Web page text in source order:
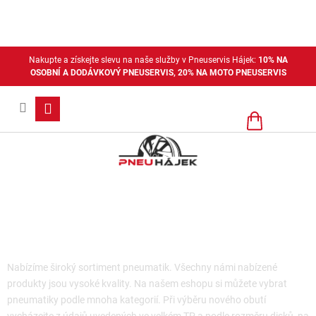
Nakupte a získejte slevu na naše služby v Pneuservis Hájek: 10% NA
OSOBNÍ A DODÁVKOVÝ PNEUSERVIS, 20% NA MOTO PNEUSERVIS
Nákupní
Nabízíme široký sortiment pneumatik. Všechny námi nabízené
produkty jsou vysoké kvality. Na našem eshopu si můžete vybrat
pneumatiky podle mnoha kategorií. Při výběru nového obutí